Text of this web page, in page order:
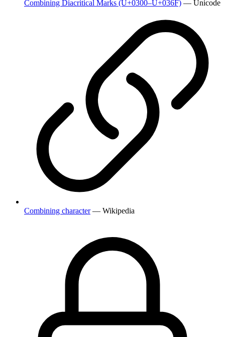
Combining Diacritical Marks (U+0300–U+036F) — Unicode
Combining character — Wikipedia